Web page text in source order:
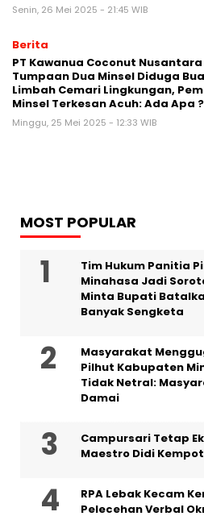
Senin, 26 Mei 2025 - 21:45 WIB
Berita
PT Kawanua Coconut Nusantara
Tumpaan Dua Minsel Diduga
Limbah Cemari Lingkungan,
Minsel Terkesan Acuh: Ada Apa ?
Minggu, 25 Mei 2025 - 12:33 WIB
MOST POPULAR
Tim Hukum Panitia
Minahasa Jadi
Minta Bupati
Banyak Sengketa
Masyarakat
Pilhut Kabupaten
Tidak Netral:
Damai
Campursari Tetap
Maestro Didi
RPA Lebak Kecam
Pelecehan Verbal